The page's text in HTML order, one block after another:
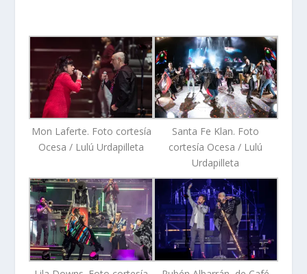
Mon Laferte. Foto cortesía
Ocesa / Lulú Urdapilleta
Santa Fe Klan. Foto
cortesía Ocesa / Lulú
Urdapilleta